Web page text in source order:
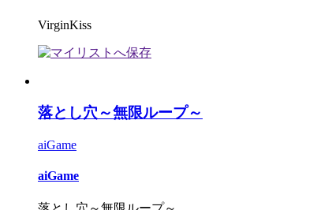
VirginKiss
落とし穴～無限ループ～
aiGame
aiGame